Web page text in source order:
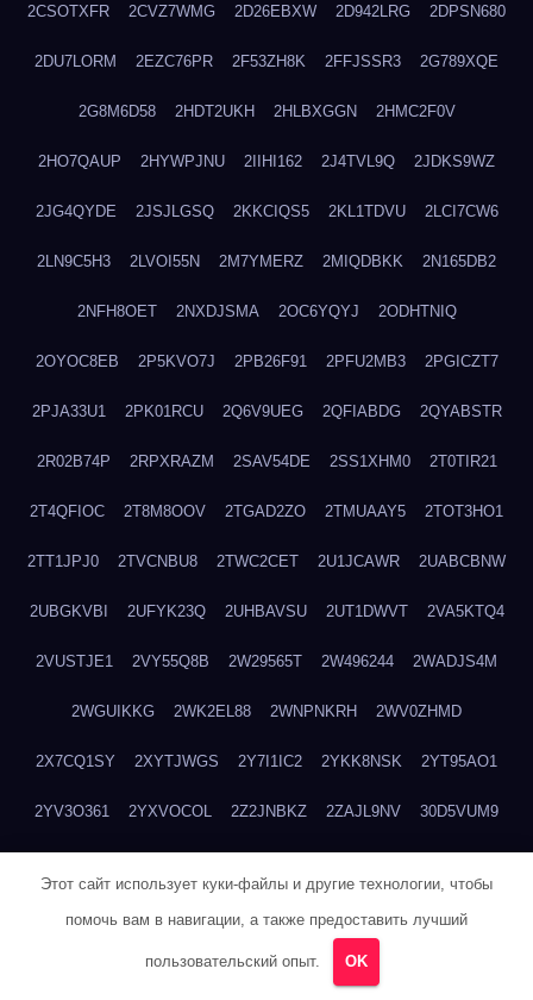
2CSOTXFR 2CVZ7WMG 2D26EBXW 2D942LRG 2DPSN680
2DU7LORM 2EZC76PR 2F53ZH8K 2FFJSSR3 2G789XQE
2G8M6D58 2HDT2UKH 2HLBXGGN 2HMC2F0V
2HO7QAUP 2HYWPJNU 2IIHI162 2J4TVL9Q 2JDKS9WZ
2JG4QYDE 2JSJLGSQ 2KKCIQS5 2KL1TDVU 2LCI7CW6
2LN9C5H3 2LVOI55N 2M7YMERZ 2MIQDBKK 2N165DB2
2NFH8OET 2NXDJSMA 2OC6YQYJ 2ODHTNIQ
2OYOC8EB 2P5KVO7J 2PB26F91 2PFU2MB3 2PGICZT7
2PJA33U1 2PK01RCU 2Q6V9UEG 2QFIABDG 2QYABSTR
2R02B74P 2RPXRAZM 2SAV54DE 2SS1XHM0 2T0TIR21
2T4QFIOC 2T8M8OOV 2TGAD2ZO 2TMUAAY5 2TOT3HO1
2TT1JPJ0 2TVCNBU8 2TWC2CET 2U1JCAWR 2UABCBNW
2UBGKVBI 2UFYK23Q 2UHBAVSU 2UT1DWVT 2VA5KTQ4
2VUSTJE1 2VY55Q8B 2W29565T 2W496244 2WADJS4M
2WGUIKKG 2WK2EL88 2WNPNKRH 2WV0ZHMD
2X7CQ1SY 2XYTJWGS 2Y7I1IC2 2YKK8NSK 2YT95AO1
2YV3O361 2YXVOCOL 2Z2JNBKZ 2ZAJL9NV 30D5VUM9
33DY1V30
3404O7P1 3478760D 34F92RUM
Этот сайт использует куки-файлы и другие технологии, чтобы
помочь вам в навигации, а также предоставить лучший
пользовательский опыт. OK